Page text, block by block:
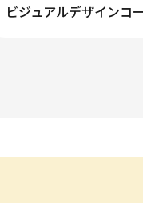
ビジュアルデザインコ